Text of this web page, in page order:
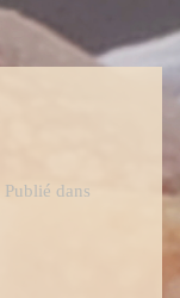
Publié dans